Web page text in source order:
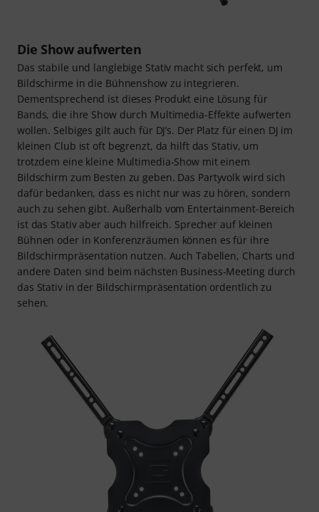
Die Show aufwerten
Das stabile und langlebige Stativ macht sich perfekt, um
Bildschirme in die Bühnenshow zu integrieren.
Dementsprechend ist dieses Produkt eine Lösung für
Bands, die ihre Show durch Multimedia-Effekte aufwerten
wollen. Selbiges gilt auch für DJ’s. Der Platz für einen DJ im
kleinen Club ist oft begrenzt, da hilft das Stativ, um
trotzdem eine kleine Multimedia-Show mit einem
Bildschirm zum Besten zu geben. Das Partyvolk wird sich
dafür bedanken, dass es nicht nur was zu hören, sondern
auch zu sehen gibt. Außerhalb vom Entertainment-Bereich
ist das Stativ aber auch hilfreich. Sprecher auf kleinen
Bühnen oder in Konferenzräumen können es für ihre
Bildschirmpräsentation nutzen. Auch Tabellen, Charts und
andere Daten sind beim nächsten Business-Meeting durch
das Stativ in der Bildschirmpräsentation ordentlich zu
sehen.